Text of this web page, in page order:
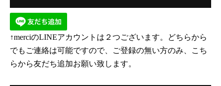
↑merciのLINEアカウントは２つございます。どちらから
でもご連絡は可能ですので、ご登録の無い方のみ、こち
らから友だち追加お願い致します。